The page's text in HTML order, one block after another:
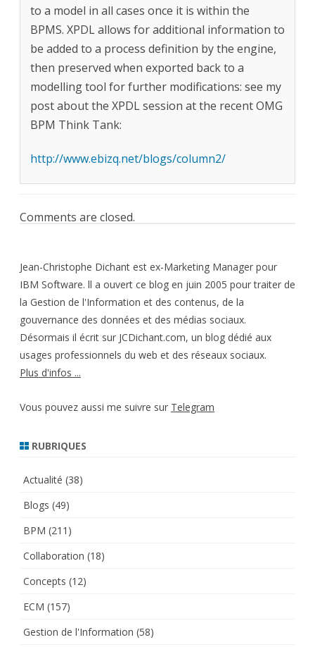
to a model in all cases once it is within the
BPMS. XPDL allows for additional information to
be added to a process definition by the engine,
then preserved when exported back to a
modelling tool for further modifications: see my
post about the XPDL session at the recent OMG
BPM Think Tank:
http://www.ebizq.net/blogs/column2/
Comments are closed.
Jean-Christophe Dichant est ex-Marketing Manager pour
IBM Software. ll a ouvert ce blog en juin 2005 pour traiter de
la Gestion de l'Information et des contenus, de la
gouvernance des données et des médias sociaux.
Désormais il écrit sur JCDichant.com, un blog dédié aux
usages professionnels du web et des réseaux sociaux.
Plus d'infos ...
Vous pouvez aussi me suivre sur Telegram
RUBRIQUES
Actualité (38)
Blogs (49)
BPM (211)
Collaboration (18)
Concepts (12)
ECM (157)
Gestion de l'Information (58)